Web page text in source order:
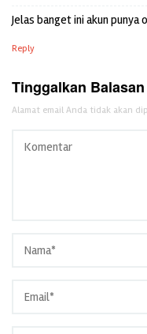
Jelas banget ini akun punya
Reply
Tinggalkan Balasan
Alamat email Anda tidak akan